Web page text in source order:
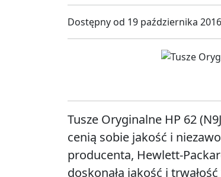
Dostępny od 19 października 2016
Tusze Oryginalne HP 62
cenią sobie jakość i
producenta, Hewlett-
doskonałą jakość i